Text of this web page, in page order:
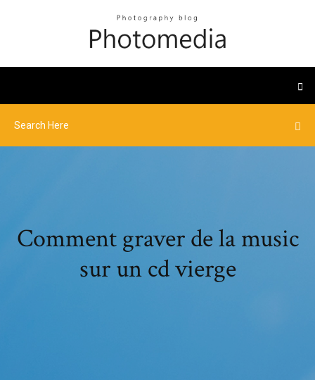
Comment graver de la music
sur un cd vierge